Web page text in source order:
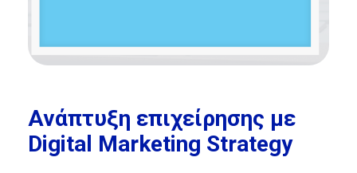
Ανάπτυξη επιχείρησης με
Digital Marketing Strategy